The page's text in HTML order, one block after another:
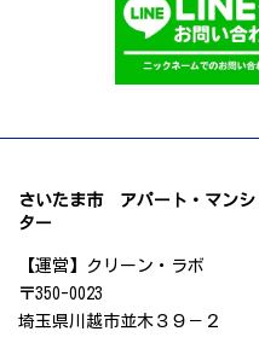
さいたま市 アパート・マン
ター
【運営】クリーン・ラボ
〒350-0023
埼玉県川越市並木３９－２